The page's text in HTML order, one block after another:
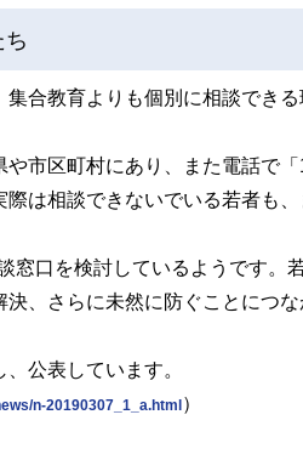
ち
合教育よりも個別に相談でき
市区町村にあり、また電話で
は相談できないでいる若者も、
窓口を検討しているようです。
、さらに未然に防ぐことにつな
公表しています。
n-20190307_1_a.html ）